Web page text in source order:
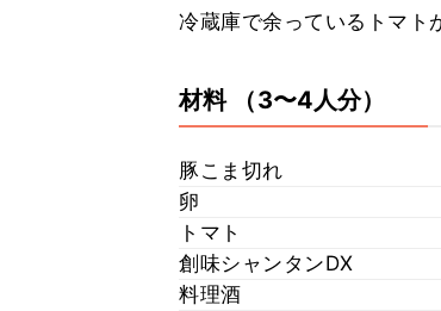
冷蔵庫で余っているトマト
材料 （3〜4人分）
豚こま切れ
卵
トマト
創味シャンタンDX
料理酒